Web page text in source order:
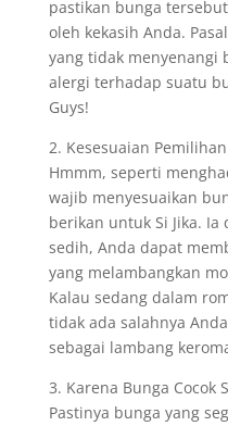
pastikan bunga
oleh kekasih Anda.
yang tidak menyenangi
alergi terhadap suatu
Guys!
2. Kesesuaian
Hmmm, seperti
wajib menyesuaikan
berikan untuk Si Jika.
sedih, Anda dapat
yang melambangkan
Kalau sedang dalam
tidak ada salahnya
sebagai lambang
3. Karena Bunga Cocok
Pastinya bunga yang